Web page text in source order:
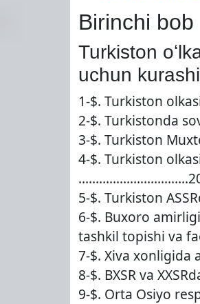
Birinchi bob
Turkiston
uchun
1-$. Turkiston
2-$. Turkistonda
3-$. Turkiston
4-$. Turkiston
5-$. Turkiston
6-$. Buxoro
tashkil topishi va
7-$. Xiva
8-$. BXSR va
9-$. Orta Osiyo